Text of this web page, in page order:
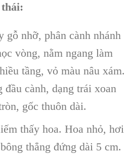
gỗ nhỡ, phân cành nhánh
vòng, nằm ngang làm
tầng, vỏ màu nâu xám.
đầu cành, dạng trái xoan
gốc thuôn dài.
thấy hoa. Hoa nhỏ, hơi
thẳng đứng dài 5 cm.